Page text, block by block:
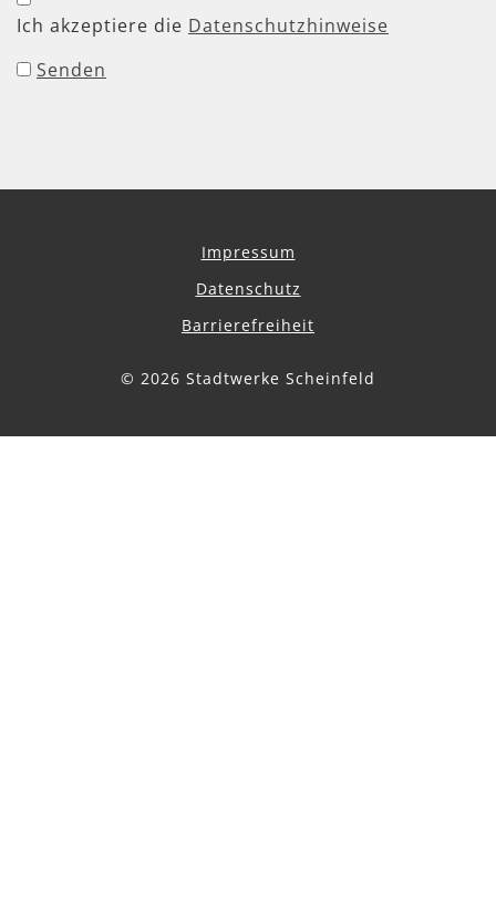
Ich akzeptiere die Datenschutzhinweise
Senden
Impressum
Datenschutz
Barrierefreiheit
© 2026 Stadtwerke Scheinfeld